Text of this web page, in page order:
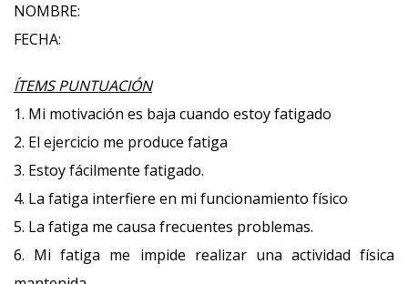
NOMBRE:
FECHA:
ÍTEMS PUNTUACIÓN
1. Mi motivación es baja cuando estoy fatigado
2. El ejercicio me produce fatiga
3. Estoy fácilmente fatigado.
4. La fatiga interfiere en mi funcionamiento físico
5. La fatiga me causa frecuentes problemas.
6. Mi fatiga me impide realizar una actividad física